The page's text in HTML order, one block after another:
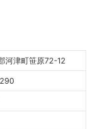
河津町笹原72-12